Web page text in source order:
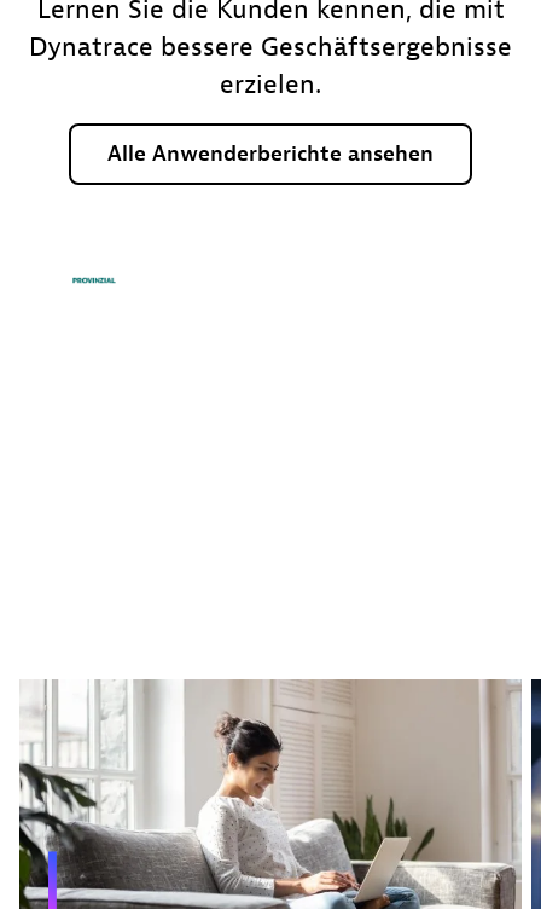
Lernen Sie die Kunden kennen, die mit
Dynatrace bessere Geschäftsergebnisse
erzielen.
Alle Anwenderberichte ansehen